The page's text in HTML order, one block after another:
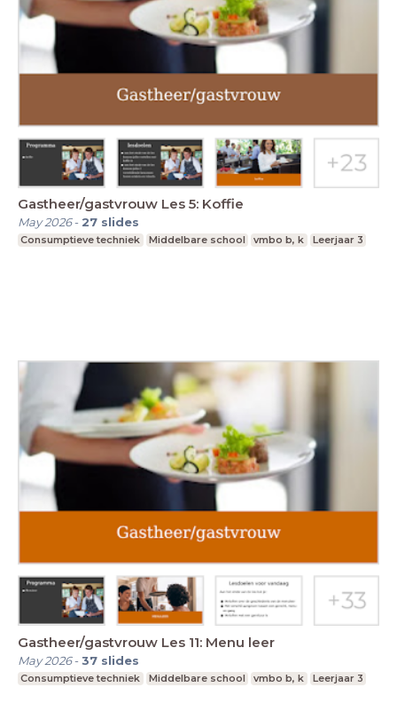
Gastheer/gastvrouw Les 5: Koffie
May 2026- 27 slides
Consumptieve techniek Middelbare school vmbo b, k Leerjaar 3
Gastheer/gastvrouw Les 11: Menu leer
May 2026-37 slides
Consumptieve techniek Middelbare school vmbo b, k Leerjaar 3